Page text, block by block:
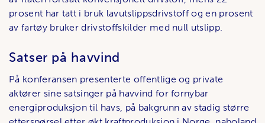
prosent har tatt i bruk lavutslippsdrivstoff og en prosent
av fartøy bruker drivstoffskilder med null utslipp.
Satser på havvind
På konferansen presenterte offentlige og private
aktører sine satsinger på havvind for fornybar
energiproduksjon til havs, på bakgrunn av stadig større